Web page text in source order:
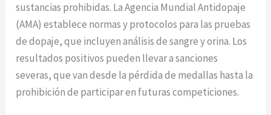
sustancias prohibidas. La Agencia Mundial Antidopaje
(AMA) establece normas y protocolos para las pruebas
de dopaje, que incluyen análisis de sangre y orina. Los
resultados positivos pueden llevar a sanciones
severas, que van desde la pérdida de medallas hasta la
prohibición de participar en futuras competiciones.